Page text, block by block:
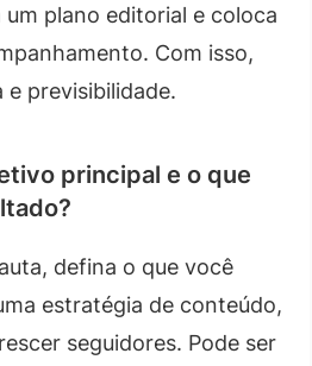
plano editorial e coloca
Com isso,
previsibilidade.
principal e o que
defina o que você
estratégia de conteúdo,
seguidores. Pode ser